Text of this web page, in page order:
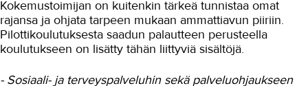
kokemusasiantuntijaksi
Yhdessä kohti kotihoidon muutosta
Attendolla sitoudutaan, välitetään ja
Kokemustoimijan on kuitenkin tärkeä tunnistaa omat
rajansa ja ohjata tarpeen mukaan ammattiavun piiriin.
Pilottikoulutuksesta saadun palautteen perusteella
koulutukseen on lisätty tähän liittyviä sisältöjä.
- Sosiaali- ja terveyspalveluhin sekä palveluohjaukseen